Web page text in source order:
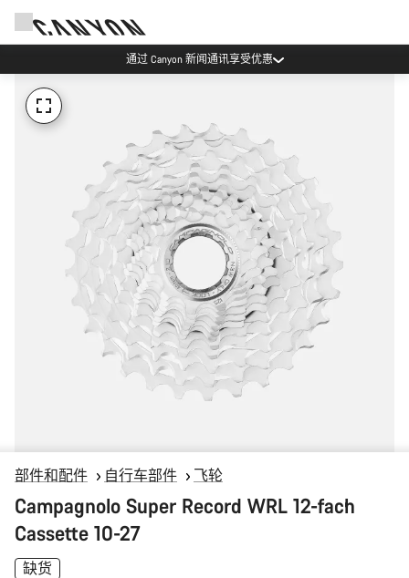
通过 Canyon 新闻通讯享受优惠
部件和配件 自行车部件 飞轮
Campagnolo Super Record WRL 12-fach
Cassette 10-27
缺货